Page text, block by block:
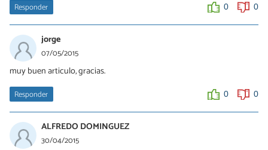
Responder 0 0
jorge
07/05/2015
muy buen articulo, gracias.
Responder 0 0
ALFREDO DOMINGUEZ
30/04/2015